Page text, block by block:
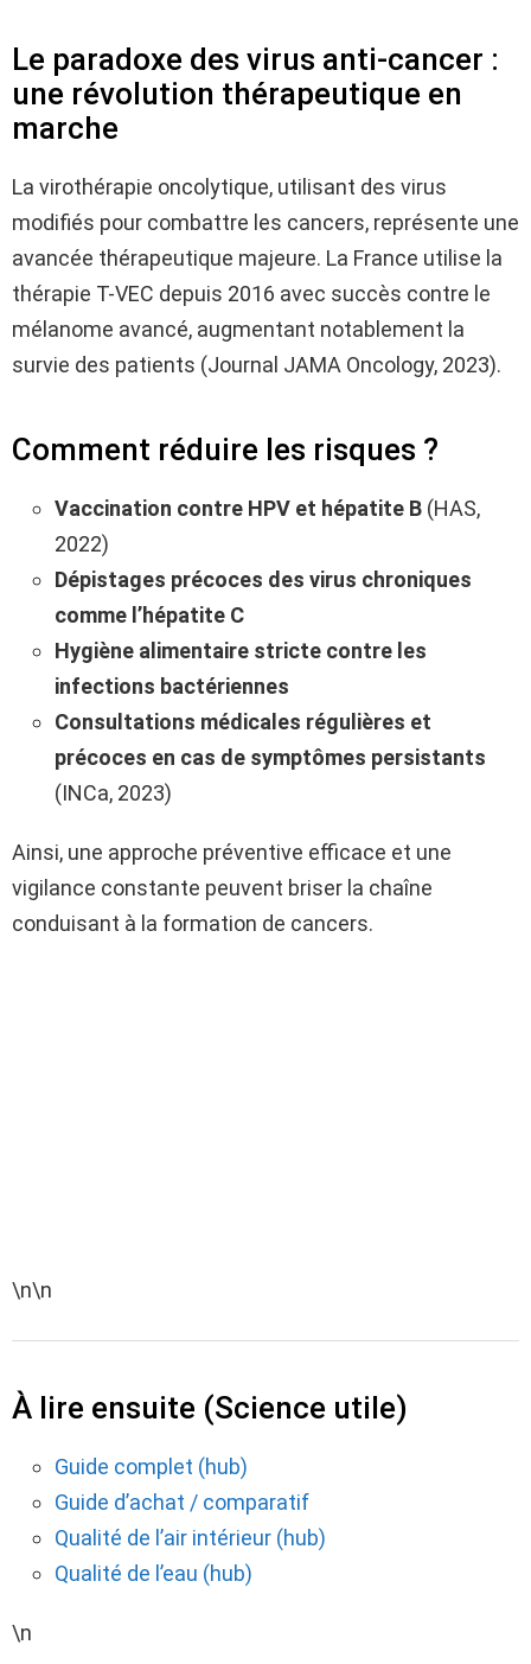
Le paradoxe des virus anti-cancer :
une révolution thérapeutique en
marche
La virothérapie oncolytique, utilisant des virus
modifiés pour combattre les cancers, représente une
avancée thérapeutique majeure. La France utilise la
thérapie T-VEC depuis 2016 avec succès contre le
mélanome avancé, augmentant notablement la
survie des patients (Journal JAMA Oncology, 2023).
Comment réduire les risques ?
Vaccination contre HPV et hépatite B (HAS,
2022)
Dépistages précoces des virus chroniques
comme l’hépatite C
Hygiène alimentaire stricte contre les
infections bactériennes
Consultations médicales régulières et
précoces en cas de symptômes persistants
(INCa, 2023)
Ainsi, une approche préventive efficace et une
vigilance constante peuvent briser la chaîne
conduisant à la formation de cancers.
\n\n
À lire ensuite (Science utile)
Guide complet (hub)
Guide d’achat / comparatif
Qualité de l’air intérieur (hub)
Qualité de l’eau (hub)
\n